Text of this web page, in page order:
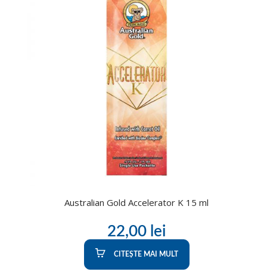
Australian Gold Accelerator K 15 ml
22,00 lei
CITEȘTE MAI MULT